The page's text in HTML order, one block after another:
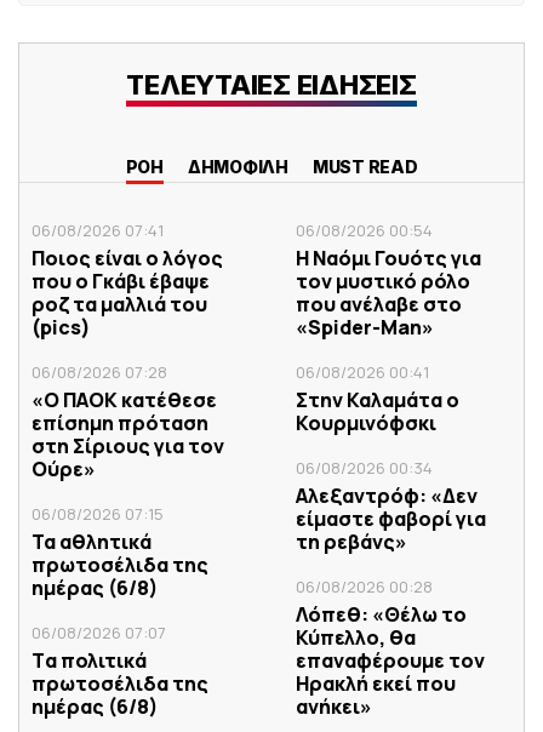
ΤΕΛΕΥΤΑΙΕΣ ΕΙΔΗΣΕΙΣ
ΡΟΗ ΔΗΜΟΦΙΛΗ MUST READ
06/08/2026 07:41
Ποιος είναι ο λόγος
που ο Γκάβι έβαψε
ροζ τα μαλλιά του
(pics)
06/08/2026 07:28
«Ο ΠΑΟΚ κατέθεσε
επίσημη πρόταση
στη Σίριους για τον
Ούρε»
06/08/2026 07:15
Τα αθλητικά
πρωτοσέλιδα της
ημέρας (6/8)
06/08/2026 07:07
Tα πολιτικά
πρωτοσέλιδα της
ημέρας (6/8)
06/08/2026 00:54
Η Ναόμι Γουότς για
τον μυστικό ρόλο
που ανέλαβε στο
«Spider-Man»
06/08/2026 00:41
Στην Καλαμάτα ο
Κουρμινόφσκι
06/08/2026 00:34
Αλεξαντρόφ: «Δεν
είμαστε φαβορί για
τη ρεβάνς»
06/08/2026 00:28
Λόπεθ: «Θέλω το
Κύπελλο, θα
επαναφέρουμε τον
Ηρακλή εκεί που
ανήκει»